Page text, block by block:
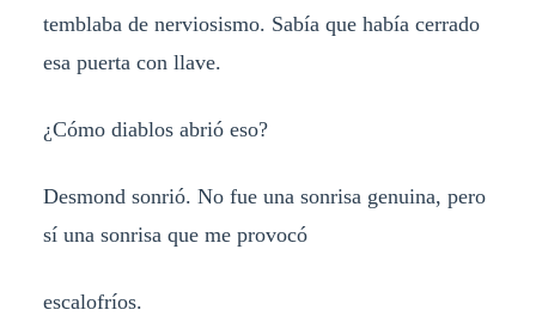
temblaba de nerviosismo. Sabía que había cerrado
esa puerta con llave.
¿Cómo diablos abrió eso?
Desmond sonrió. No fue una sonrisa genuina, pero
sí una sonrisa que me provocó
escalofríos.